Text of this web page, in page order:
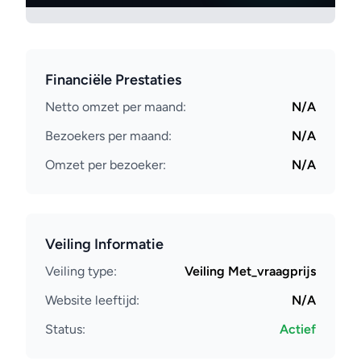
Financiële Prestaties
Netto omzet per maand:
N/A
Bezoekers per maand:
N/A
Omzet per bezoeker:
N/A
Veiling Informatie
Veiling type:
Veiling Met_vraagprijs
Website leeftijd:
N/A
Status:
Actief